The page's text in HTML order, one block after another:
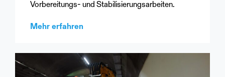
Vorbereitungs- und Stabilisierungsarbeiten.
Mehr erfahren